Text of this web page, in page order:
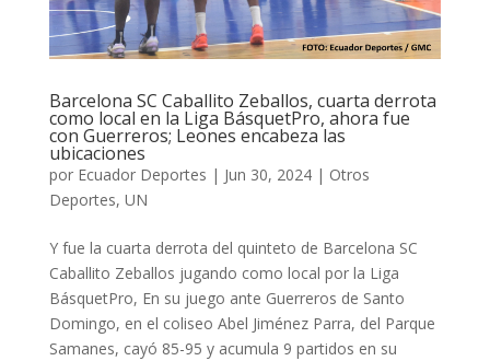
Barcelona SC Caballito Zeballos, cuarta derrota
como local en la Liga BásquetPro, ahora fue
con Guerreros; Leones encabeza las
ubicaciones
por Ecuador Deportes | Jun 30, 2024| Otros
Deportes, UN
Y fue la cuarta derrota del quinteto de Barcelona SC
Caballito Zeballos jugando como local por la Liga
BásquetPro, En su juego ante Guerreros de Santo
Domingo, en el coliseo Abel Jiménez Parra, del Parque
Samanes, cayó 85-95 y acumula 9 partidos en su